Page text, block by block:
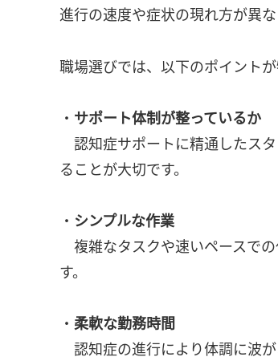
進行の速度や症状の現れ方が異
職場選びでは、以下のポイントが
・ サポート体制が整っているか
認知症サポートに精通したス
ることが大切です。
・ シンプルな作業
複雑なタスクや速いペースで
す。
・ 柔軟な勤務時間
認知症の進行により体調に波